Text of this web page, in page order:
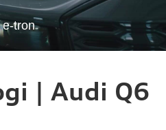
| Audi Q6